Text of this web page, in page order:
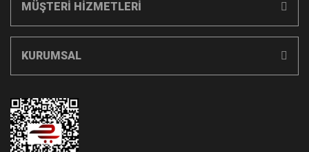
MÜŞTERİ HİZMETLERİ
KURUMSAL